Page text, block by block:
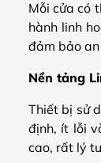
Mỗi cửa có
hành linh
đảm bảo
Nền tảng
Thiết bị sử
định, ít lỗi
cao, rất lý